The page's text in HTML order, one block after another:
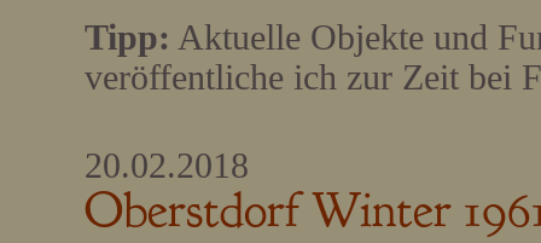
Tipp: Aktuelle Objekte und
veröffentliche ich zur Zeit bei
20.02.2018
Oberstdorf Winter